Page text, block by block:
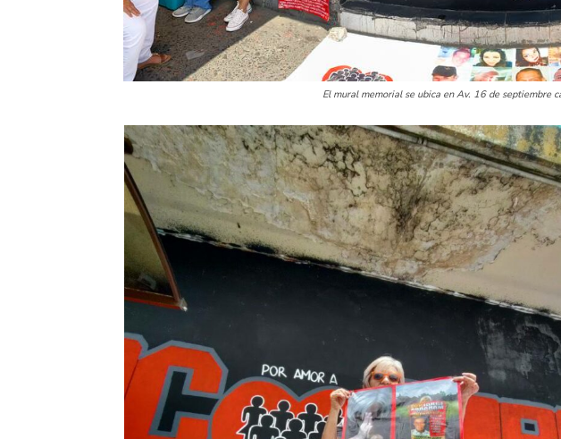
El mural memorial se ubica en Av. 16 de septiembre